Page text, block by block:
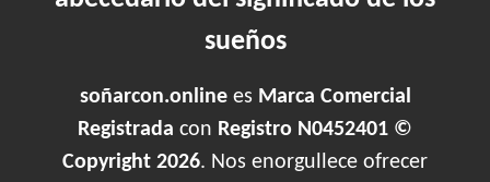
sueños
soñarcon.onlinees Marca Comercial
Registrada con Registro N0452401 ©
Copyright 2026. Nos enorgullece ofrecer